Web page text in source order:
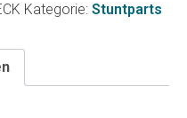
Kategorie: Stuntparts